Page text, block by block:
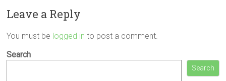
Leave a Reply
You must be logged in to post a comment.
Search
Search